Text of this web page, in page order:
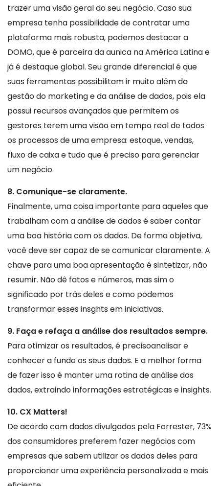
trazer uma visão geral do seu negócio. Caso sua
empresa tenha possibilidade de contratar uma
plataforma mais robusta, podemos destacar a
DOMO, que é parceira da aunica na América Latina e
já é destaque global. Seu grande diferencial é que
suas ferramentas possibilitam ir muito além da
gestão do marketing e da análise de dados, pois ela
possui recursos avançados que permitem os
gestores terem uma visão em tempo real de todos
os processos de uma empresa: estoque, vendas,
fluxo de caixa e tudo que é preciso para gerenciar
um negócio.
8. Comunique-se claramente.
Finalmente, uma coisa importante para aqueles que
trabalham com a análise de dados é saber contar
uma boa história com os dados. De forma objetiva,
você deve ser capaz de se comunicar claramente. A
chave para uma boa apresentação é sintetizar, não
resumir. Não dê fatos e números, mas sim o
significado por trás deles e como podemos
transformar esses insghts em iniciativas.
9. Faça e refaça a análise dos resultados sempre.
Para otimizar os resultados, é precisoanalisar e
conhecer a fundo os seus dados. E a melhor forma
de fazer isso é manter uma rotina de análise dos
dados, extraindo informações estratégicas e insights.
10. CX Matters!
De acordo com dados divulgados pela Forrester, 73%
dos consumidores preferem fazer negócios com
empresas que sabem utilizar os dados deles para
proporcionar uma experiência personalizada e mais